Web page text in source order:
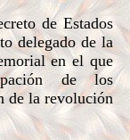
de Estados
delegado de la
en el que
de los
de la revolución